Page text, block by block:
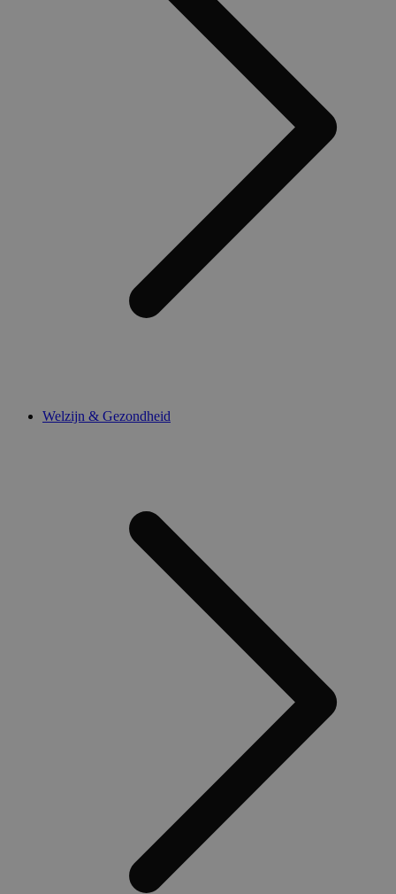
Welzijn & Gezondheid